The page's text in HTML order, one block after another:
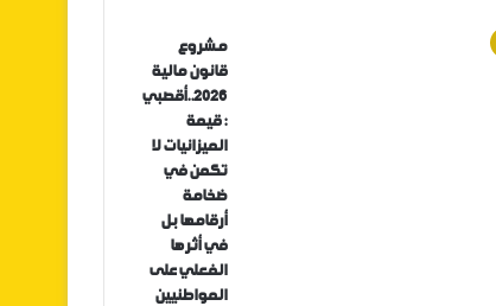
مشروع
قانون مالية
2026..أقصبي
: قيمة
الميزانيات لا
تكمن في
ضخامة
أرقامها بل
في أثرها
الفعلي على
المواطنيين